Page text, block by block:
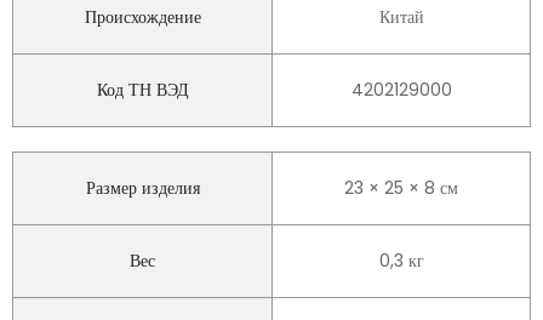
Происхождение Китай
Код ТН ВЭД 4202129000
Размер изделия 23 × 25 × 8 см
Вес 0,3 кг